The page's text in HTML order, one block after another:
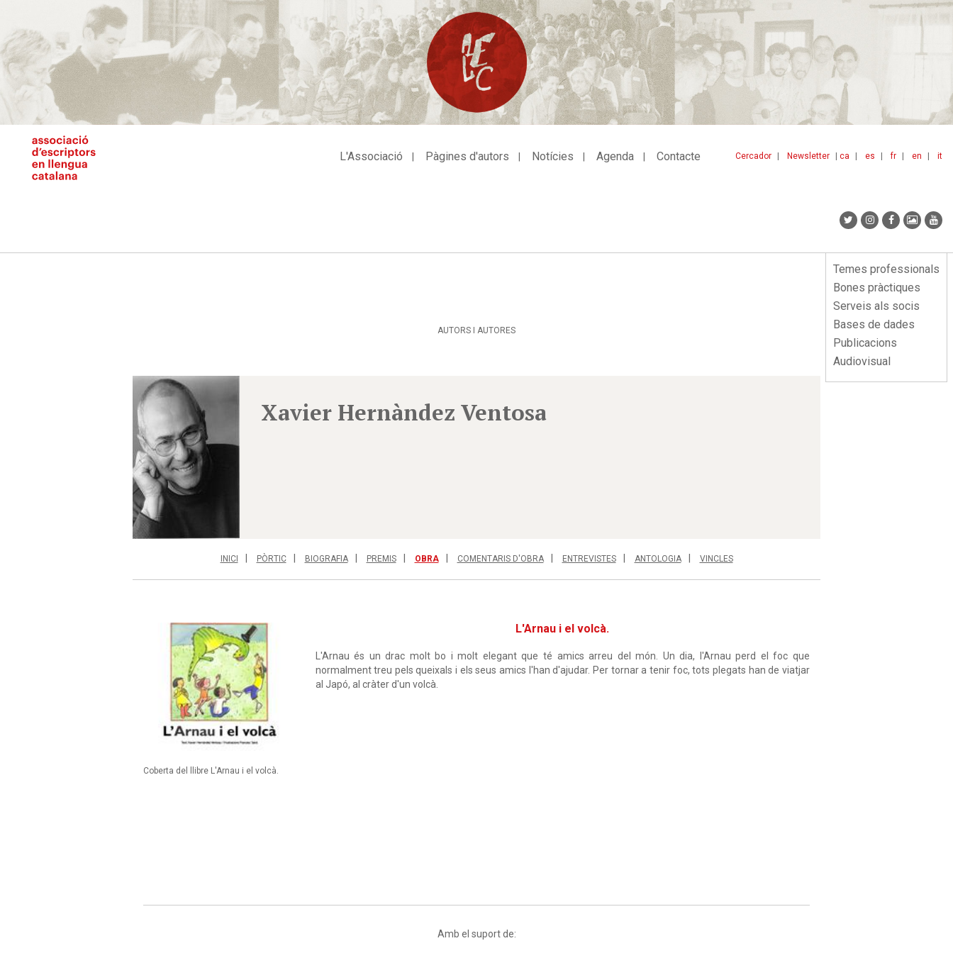
contingut
ca es fr en it
Cercador Newsletter
L'Associació Pàgines d'autors Notícies Agenda Contacte
Menu
lateral
Temes professionals
Bones pràctiques
Serveis als socis
Bases de dades
Publicacions
Audiovisual
AUTORS I AUTORES
Xavier Hernàndez Ventosa
INICI PÒRTIC BIOGRAFIA PREMIS OBRA COMENTARIS D'OBRA ENTREVISTES ANTOLOGIA VINCLES
Coberta del llibre L'Arnau i el volcà.
L'Arnau i el volcà.
L'Arnau és un drac molt bo i molt elegant que té amics arreu del món. Un dia, l'Arnau perd el foc que
normalment treu pels queixals i els seus amics l'han d'ajudar. Per tornar a tenir foc, tots plegats han de viatjar
al Japó, al cràter d'un volcà.
Amb el suport de: